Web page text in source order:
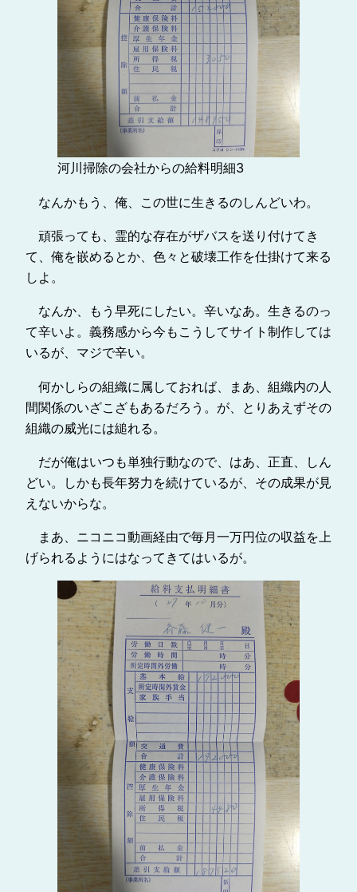
河川掃除の会社からの給料明細3
なんかもう、俺、この世に生きるのしんどいわ。
頑張っても、霊的な存在がザバスを送り付けてき
て、俺を嵌めるとか、色々と破壊工作を仕掛けて来る
しよ。
なんか、もう早死にしたい。辛いなあ。生きるのっ
て辛いよ。義務感から今もこうしてサイト制作しては
いるが、マジで辛い。
何かしらの組織に属しておれば、まあ、組織内の人
間関係のいざこざもあるだろう。が、とりあえずその
組織の威光には縋れる。
だが俺はいつも単独行動なので、はあ、正直、しん
どい。しかも長年努力を続けているが、その成果が見
えないからな。
まあ、ニコニコ動画経由で毎月一万円位の収益を上
げられるようにはなってきてはいるが。